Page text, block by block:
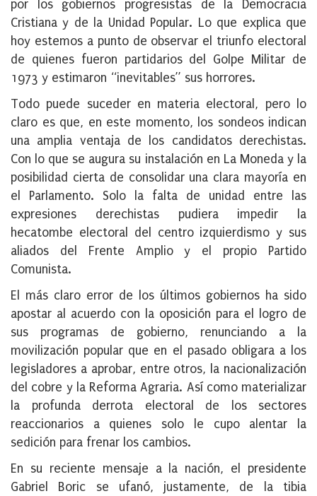
por los gobiernos progresistas de la Democracia
Cristiana y de la Unidad Popular. Lo que explica que
hoy estemos a punto de observar el triunfo electoral
de quienes fueron partidarios del Golpe Militar de
1973 y estimaron “inevitables” sus horrores.
Todo puede suceder en materia electoral, pero lo
claro es que, en este momento, los sondeos indican
una amplia ventaja de los candidatos derechistas.
Con lo que se augura su instalación en La Moneda y la
posibilidad cierta de consolidar una clara mayoría en
el Parlamento. Solo la falta de unidad entre las
expresiones derechistas pudiera impedir la
hecatombe electoral del centro izquierdismo y sus
aliados del Frente Amplio y el propio Partido
Comunista.
El más claro error de los últimos gobiernos ha sido
apostar al acuerdo con la oposición para el logro de
sus programas de gobierno, renunciando a la
movilización popular que en el pasado obligara a los
legisladores a aprobar, entre otros, la nacionalización
del cobre y la Reforma Agraria. Así como materializar
la profunda derrota electoral de los sectores
reaccionarios a quienes solo le cupo alentar la
sedición para frenar los cambios.
En su reciente mensaje a la nación, el presidente
Gabriel Boric se ufanó, justamente, de la tibia